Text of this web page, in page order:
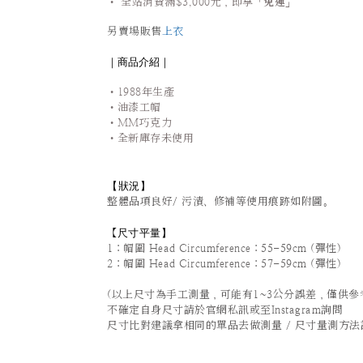
另賣場販售 上衣
｜商品介紹｜
•1988年生產
•油漆工帽
• MM巧克力
•全新庫存未使用
【狀況 】
整體品項良好/ 污漬、修補等使用痕跡如附圖。
【 尺寸平量】
1：帽圍 Head Circumference：55-59cm (彈性)
2：帽圍 Head Circumference：57-59cm (彈性)
(以上尺寸為手工測量，可能有1~3公分誤差，僅供參
不確定自身尺寸請於官網私訊或至Instagram詢問
尺寸比對建議拿相同的單品去做測量 / 尺寸量測方法